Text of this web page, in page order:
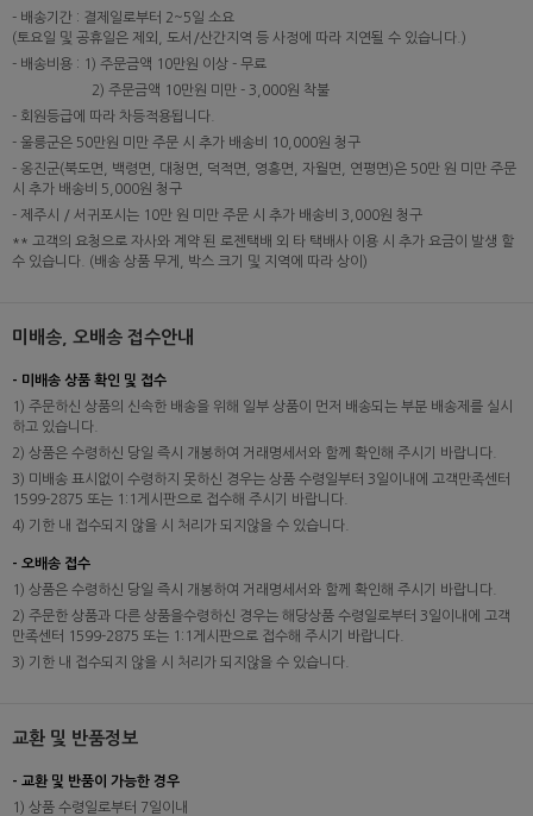
- 배송기간 : 결제일로부터 2~5일 소요
(토요일 및 공휴일은 제외, 도서/산간지역 등 사정에 따라 지연될 수 있습니다.)
- 배송비용 : 1) 주문금액 10만원 이상 - 무료
2) 주문금액 10만원 미만 - 3,000원 착불
- 회원등급에 따라 차등적용됩니다.
- 울릉군은 50만원 미만 주문 시 추가 배송비 10,000원 청구
- 옹진군(북도면, 백령면, 대청면, 덕적면, 영흥면, 자월면, 연평면)은 50만 원 미만 주문
시 추가 배송비 5,000원 청구
- 제주시 / 서귀포시는 10만 원 미만 주문 시 추가 배송비 3,000원 청구
** 고객의 요청으로 자사와 계약 된 로젠택배 외 타 택배사 이용 시 추가 요금이 발생 할
수 있습니다. (배송 상품 무게, 박스 크기 및 지역에 따라 상이)
미배송, 오배송 접수안내
- 미배송 상품 확인 및 접수
1) 주문하신 상품의 신속한 배송을 위해 일부 상품이 먼저 배송되는 부분 배송제를 실시
하고 있습니다.
2) 상품은 수령하신 당일 즉시 개봉하여 거래명세서와 함께 확인해 주시기 바랍니다.
3) 미배송 표시없이 수령하지 못하신 경우는 상품 수령일부터 3일이내에 고객만족센터
1599-2875 또는 1:1게시판으로 접수해 주시기 바랍니다.
4) 기한 내 접수되지 않을 시 처리가 되지않을 수 있습니다.
- 오배송 접수
1) 상품은 수령하신 당일 즉시 개봉하여 거래명세서와 함께 확인해 주시기 바랍니다.
2) 주문한 상품과 다른 상품을수령하신 경우는 해당상품 수령일로부터 3일이내에 고객
만족센터 1599-2875 또는 1:1게시판으로 접수해 주시기 바랍니다.
3) 기한 내 접수되지 않을 시 처리가 되지않을 수 있습니다.
교환 및 반품정보
- 교환 및 반품이 가능한 경우
1) 상품 수령일로부터 7일이내